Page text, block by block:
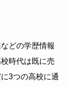
どの学歴情報
時代は既に売
3つの高校に通